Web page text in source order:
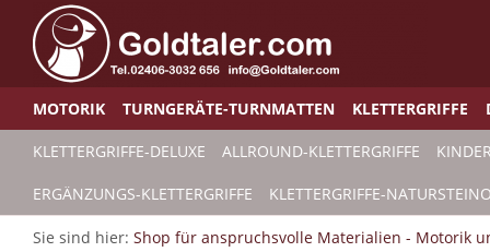
MOTORIK TURNGERÄTE-TURNMATTEN KLETTERGRIFFE
KLETTERGRIFFE-DELUXE ALLROUND-KLETTERGRIFFE
ERGÄNZUNGS-KLETTERGRIFFE KLETTERGRIFFE-
Sie sind hier: Shop für anspruchsvolle Materialien - Motorik